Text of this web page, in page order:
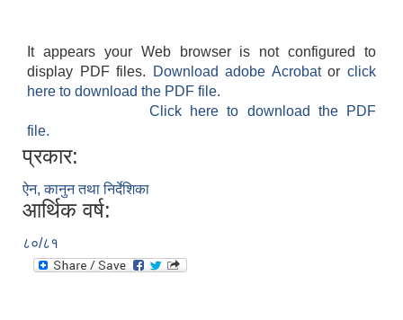
It appears your Web browser is not configured to
display PDF files.
Download adobe Acrobatorclick
here to download the PDF file.
Click here to download the PDF
file.
प्रकार:
ऐन, कानुन तथा निर्देशिका
आर्थिक वर्ष:
८०/८१